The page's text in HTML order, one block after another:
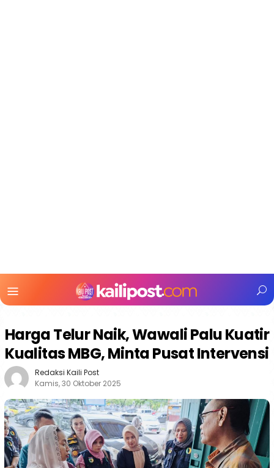
Mobile
Harga Telur Naik, Wawali Palu Kuatir
Kualitas MBG, Minta Pusat Intervensi
Redaksi Kaili Post
Kamis, 30 Oktober 2025